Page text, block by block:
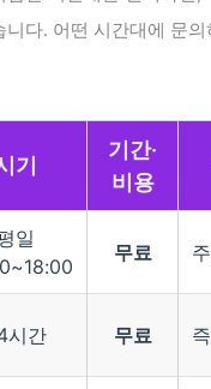
니다. 어떤 시간대에 문
기
기간·
비용
일
무료
시간 무료